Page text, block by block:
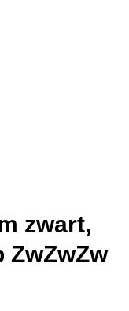
zwart,
ZwZwZw